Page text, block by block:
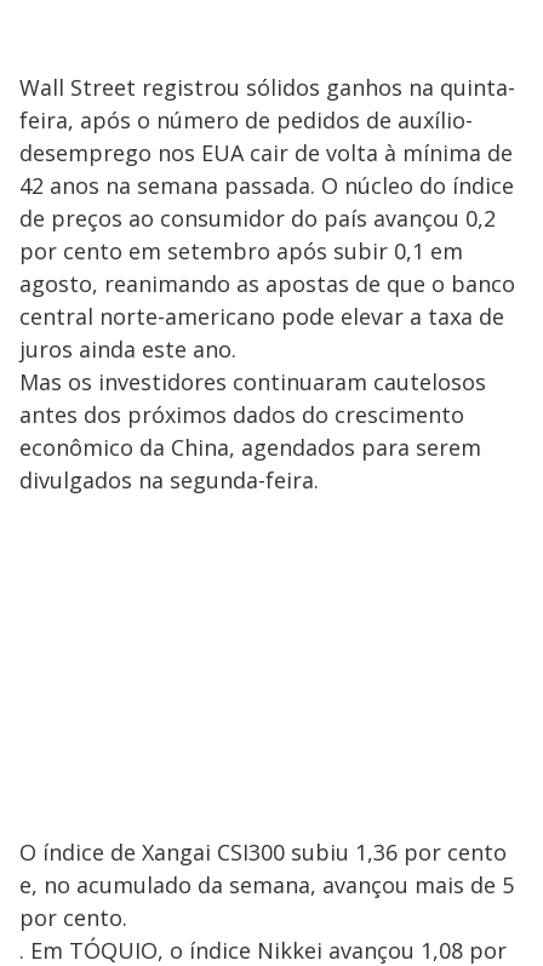
Wall Street registrou sólidos ganhos na quinta-
feira, após o número de pedidos de auxílio-
desemprego nos EUA cair de volta à mínima de
42 anos na semana passada. O núcleo do índice
de preços ao consumidor do país avançou 0,2
por cento em setembro após subir 0,1 em
agosto, reanimando as apostas de que o banco
central norte-americano pode elevar a taxa de
juros ainda este ano.
Mas os investidores continuaram cautelosos
antes dos próximos dados do crescimento
econômico da China, agendados para serem
divulgados na segunda-feira.
O índice de Xangai CSI300 subiu 1,36 por cento
e, no acumulado da semana, avançou mais de 5
por cento.
. Em TÓQUIO, o índice Nikkei avançou 1,08 por